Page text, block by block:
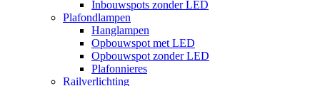
Inbouwspots zonder LED
Plafondlampen
Hanglampen
Opbouwspot met LED
Opbouwspot zonder LED
Plafonnieres
Railverlichting